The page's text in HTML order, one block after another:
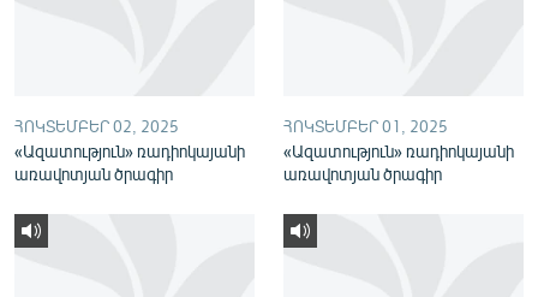
ՀԵՏԵՎԵՔ ՄԵԶ
ՀՈԿՏԵՄԲԵՐ 02, 2025
«Ազատություն» ռադիոկայանի
առավոտյան ծրագիր
ՀՈԿՏԵՄԲԵՐ 01, 2025
«Ազատություն» ռադիոկայանի
առավոտյան ծրագիր